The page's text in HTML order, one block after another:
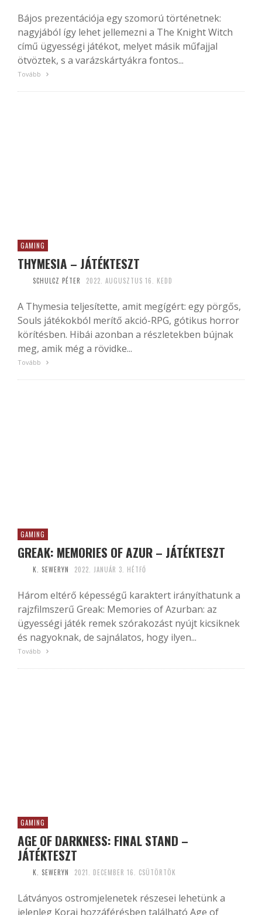
Bájos prezentációja egy szomorú történetnek:
nagyjából így lehet jellemezni a The Knight Witch
című ügyességi játékot, melyet másik műfajjal
ötvöztek, s a varázskártyákra fontos...
Tovább
GAMING
THYMESIA – JÁTÉKTESZT
SCHULCZ PÉTER 2022. AUGUSZTUS 16. KEDD
A Thymesia teljesítette, amit megígért: egy pörgős,
Souls játékokból merítő akció-RPG, gótikus horror
körítésben. Hibái azonban a részletekben bújnak
meg, amik még a rövidke...
Tovább
GAMING
GREAK: MEMORIES OF AZUR – JÁTÉKTESZT
K. SEWERYN 2022. JANUÁR 3. HÉTFŐ
Három eltérő képességű karaktert irányíthatunk a
rajzfilmszerű Greak: Memories of Azurban: az
ügyességi játék remek szórakozást nyújt kicsiknek
és nagyoknak, de sajnálatos, hogy ilyen...
Tovább
GAMING
AGE OF DARKNESS: FINAL STAND –
JÁTÉKTESZT
K. SEWERYN 2021. DECEMBER 16. CSÜTÖRTÖK
Látványos ostromjelenetek részesei lehetünk a
jelenleg Korai hozzáférésben található Age of